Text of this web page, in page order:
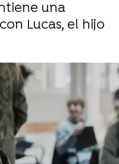
una
Lucas, el hijo